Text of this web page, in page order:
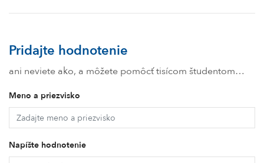
Pridajte hodnotenie
ani neviete ako, a môžete pomôcť tisícom študentom…
Meno a priezvisko
Napíšte hodnotenie